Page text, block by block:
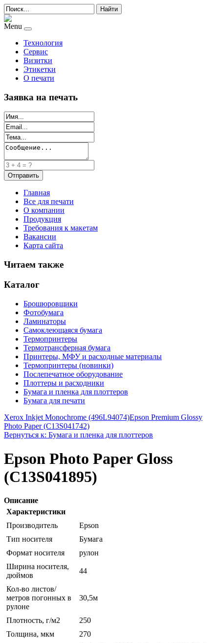
Найти
Menu
Технология
Сервис
Визитки
Этикетки
О печати
Заявка на печать
Главная
Все для печати
О компании
Продукция
Требования к макетам
Вакансии
Карта сайта
Читаем также
Каталог
Брошюровщики
Фотобумага
Ламинаторы
Самоклеющаяся бумага
Термопринтеры
Термотрансферная бумага
Принтеры, МФУ и расходные материалы
Термопринтеры (новинки)
Послепечатное оборудование
Плоттеры и расходники
Бумага и пленка для плоттеров
Бумага для печати
Xerox Inkjet Monochrome (496L94074)Epson Premium Glossy
Photo Paper (C13S041742)
Вернуться к: Бумага и пленка для плоттеров
Epson Photo Paper Gloss
(C13S041895)
Описание
Характеристики
Производитель
Epson
Тип носителя
Бумага
Формат носителя
рулон
Ширина носителя,
дюймов
44
Кол-во листов/
метров погонных в
рулоне
30,5м
Плотность, г/м2
250
Толщина, мкм
270